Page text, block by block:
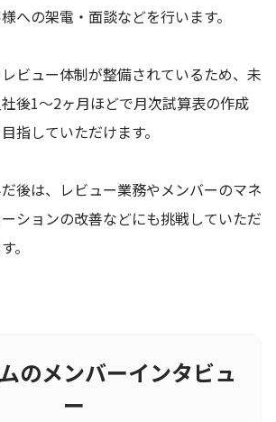
への架電・面談などを行います。
ビュー体制が整備されているため、未
後1〜2ヶ月ほどで月次試算表の作成
指していただけます。
後は、レビュー業務やメンバーのマネ
ションの改善などにも挑戦していただ
。
のメンバーインタビュ
ー